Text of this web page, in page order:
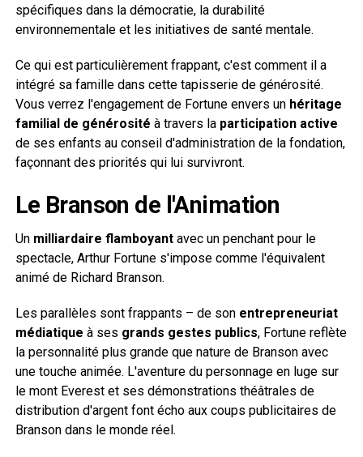
spécifiques dans la démocratie, la durabilité
environnementale et les initiatives de santé mentale.
Ce qui est particulièrement frappant, c'est comment il a
intégré sa famille dans cette tapisserie de générosité.
Vous verrez l'engagement de Fortune envers un héritage
familial de générosité à travers la participation active
de ses enfants au conseil d'administration de la fondation,
façonnant des priorités qui lui survivront.
Le Branson de l'Animation
Un milliardaire flamboyantavec un penchant pour le
spectacle, Arthur Fortune s'impose comme l'équivalent
animé de Richard Branson.
Les parallèles sont frappants – de son entrepreneuriat
médiatique à ses grands gestes publics, Fortune reflète
la personnalité plus grande que nature de Branson avec
une touche animée. L'aventure du personnage en luge sur
le mont Everest et ses démonstrations théâtrales de
distribution d'argent font écho aux coups publicitaires de
Branson dans le monde réel.